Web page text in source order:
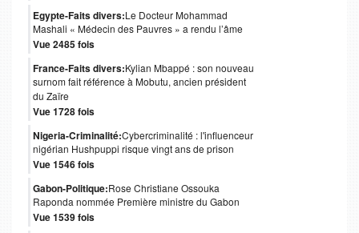
Egypte-Faits divers:Le Docteur Mohammad
Mashali « Médecin des Pauvres » a rendu l’âme
Vue 2485 fois
France-Faits divers:Kylian Mbappé : son nouveau
surnom fait référence à Mobutu, ancien président
du Zaïre
Vue 1728 fois
Nigeria-Criminalité:Cybercriminalité : l'influenceur
nigérian Hushpuppi risque vingt ans de prison
Vue 1546 fois
Gabon-Politique:Rose Christiane Ossouka
Raponda nommée Première ministre du Gabon
Vue 1539 fois